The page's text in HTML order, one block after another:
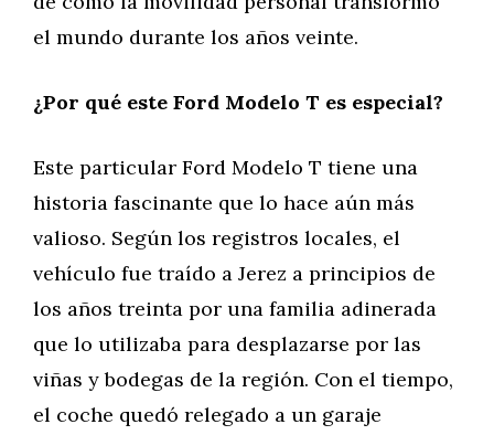
el mundo durante los años veinte.
¿Por qué este Ford Modelo T es especial?
Este particular Ford Modelo T tiene una
historia fascinante que lo hace aún más
valioso. Según los registros locales, el
vehículo fue traído a Jerez a principios de
los años treinta por una familia adinerada
que lo utilizaba para desplazarse por las
viñas y bodegas de la región. Con el tiempo,
el coche quedó relegado a un garaje